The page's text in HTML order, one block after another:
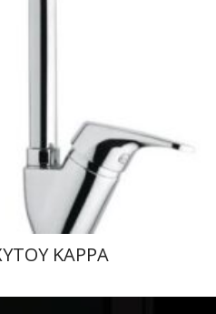
KAPPA